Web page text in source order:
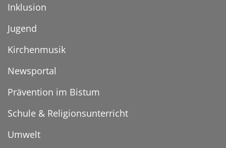
Inklusion
Jugend
Kirchenmusik
Newsportal
Prävention im Bistum
Schule & Religionsunterricht
Umwelt